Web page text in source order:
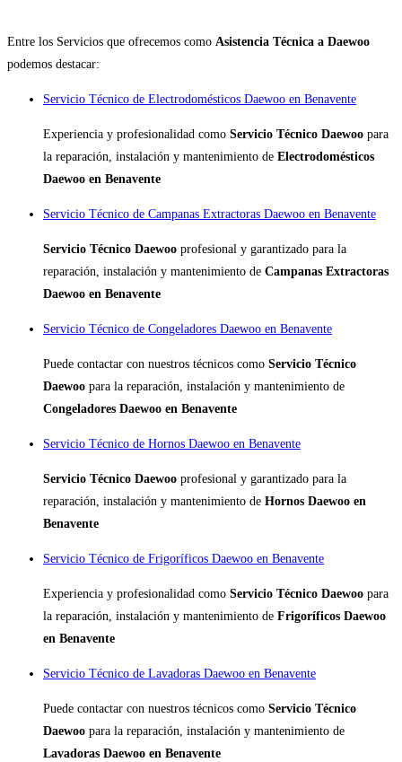
Entre los Servicios que ofrecemos como Asistencia Técnica a Daewoo
podemos destacar:
Servicio Técnico de Electrodomésticos Daewoo en Benavente
Experiencia y profesionalidad como Servicio Técnico Daewoo para
la reparación, instalación y mantenimiento de Electrodomésticos
Daewoo en Benavente
Servicio Técnico de Campanas Extractoras Daewoo en Benavente
Servicio Técnico Daewoo profesional y garantizado para la
reparación, instalación y mantenimiento de Campanas Extractoras
Daewoo en Benavente
Servicio Técnico de Congeladores Daewoo en Benavente
Puede contactar con nuestros técnicos como Servicio Técnico
Daewoo para la reparación, instalación y mantenimiento de
Congeladores Daewoo en Benavente
Servicio Técnico de Hornos Daewoo en Benavente
Servicio Técnico Daewoo profesional y garantizado para la
reparación, instalación y mantenimiento de Hornos Daewoo en
Benavente
Servicio Técnico de Frigoríficos Daewoo en Benavente
Experiencia y profesionalidad como Servicio Técnico Daewoo para
la reparación, instalación y mantenimiento de Frigoríficos Daewoo
en Benavente
Servicio Técnico de Lavadoras Daewoo en Benavente
Puede contactar con nuestros técnicos como Servicio Técnico
Daewoo para la reparación, instalación y mantenimiento de
Lavadoras Daewoo en Benavente